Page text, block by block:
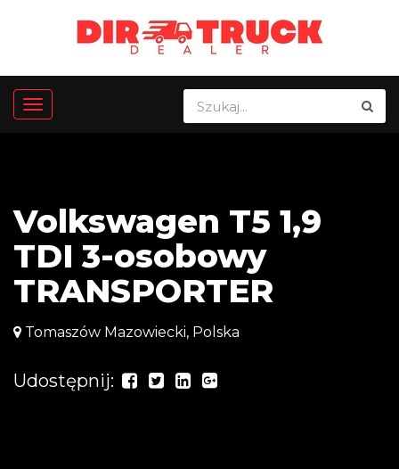
Volkswagen T5 1,9
TDI 3-osobowy
TRANSPORTER
Tomaszów Mazowiecki, Polska
Udostępnij: